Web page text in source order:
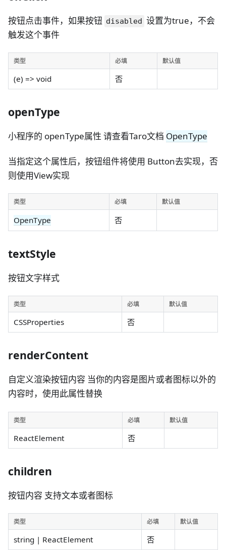
按钮点击事件，如果按钮 disabled 设置为true，不会
触发这个事件
类型 必填 默认值
(e) => void 否
openType
小程序的 openType属性 请查看Taro文档 OpenType
当指定这个属性后，按钮组件将使用 Button去实现，否
则使用View实现
类型 必填 默认值
OpenType 否
textStyle
按钮文字样式
类型 必填 默认值
CSSProperties 否
renderContent
自定义渲染按钮内容 当你的内容是图片或者图标以外的
内容时，使用此属性替换
类型 必填 默认值
ReactElement 否
children
按钮内容 支持文本或者图标
类型 必填 默认值
string | ReactElement 否